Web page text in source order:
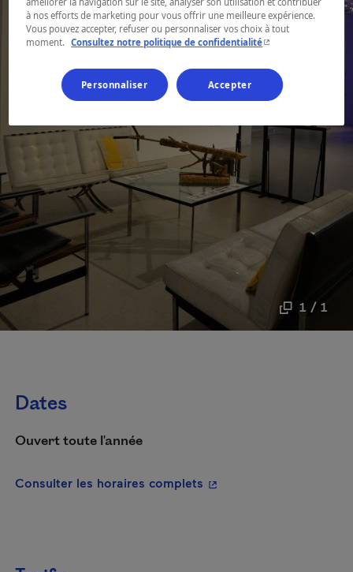
1 / 1
Dates
Ouvert toute l'année
Consulter les horaires complets - Cet hyperlien
à nos efforts de marketing pour vous offrir une meilleure expérience.
Vous pouvez accepter, refuser ou personnaliser vos choix à tout
moment.
Consultez notre politique de confidentialité- Cet hyperlien
Personnaliser Accepter